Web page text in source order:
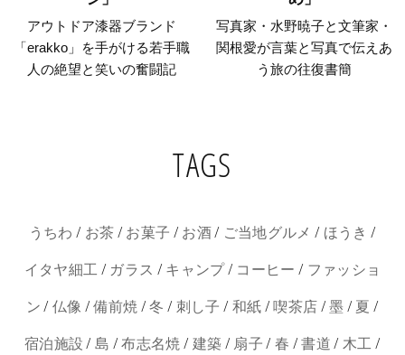
アウトドア漆器ブランド
「erakko」を手がける若手職
人の絶望と笑いの奮闘記
写真家・水野暁子と文筆家・
関根愛が言葉と写真で伝えあ
う旅の往復書簡
TAGS
うちわ / お茶 / お菓子 / お酒/ ご当地グルメ / ほうき /
イタヤ細工 / ガラス / キャンプ/ コーヒー / ファッショ
ン / 仏像 /備前焼 /冬 / 刺し子 / 和紙 /喫茶店 /墨 / 夏 /
宿泊施設 /島 /布志名焼 / 建築 / 扇子 / 春 /書道 / 木工 /